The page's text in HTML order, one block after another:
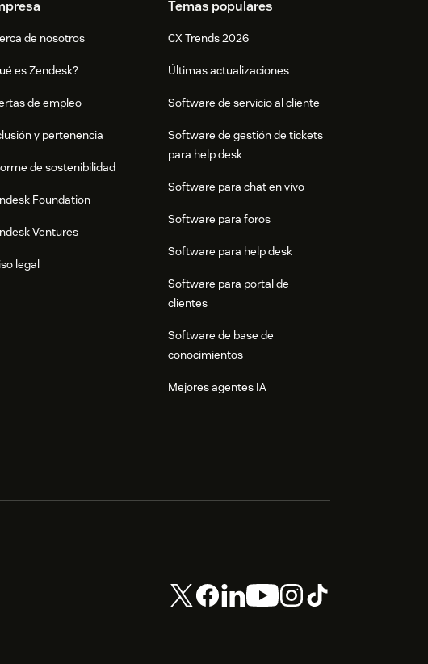
de nosotros
es Zendesk?
de empleo
y pertenencia
de sostenibilidad
Foundation
Ventures
legal
Temas populares
CX Trends 2026
Últimas actualizaciones
Software de servicio al cliente
Software de gestión de tickets
para help desk
Software para chat en vivo
Software para foros
Software para help desk
Software para portal de
clientes
Software de base de
conocimientos
Mejores agentes IA